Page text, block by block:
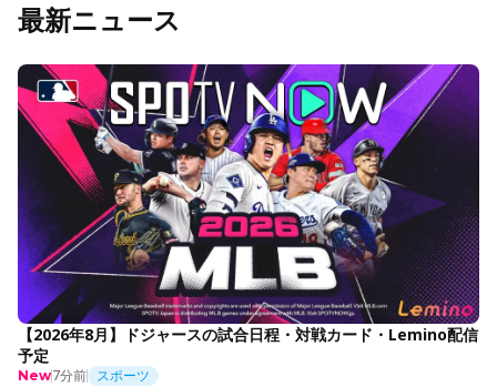
最新ニュース
【2026年8月】ドジャースの試合日程・対戦カード・Lemino配信
予定
New7分前 スポーツ